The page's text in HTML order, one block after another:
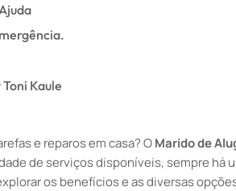
Kaule
e reparos em casa? OMarido de
de serviços disponíveis, sempre há
os benefícios e as diversas